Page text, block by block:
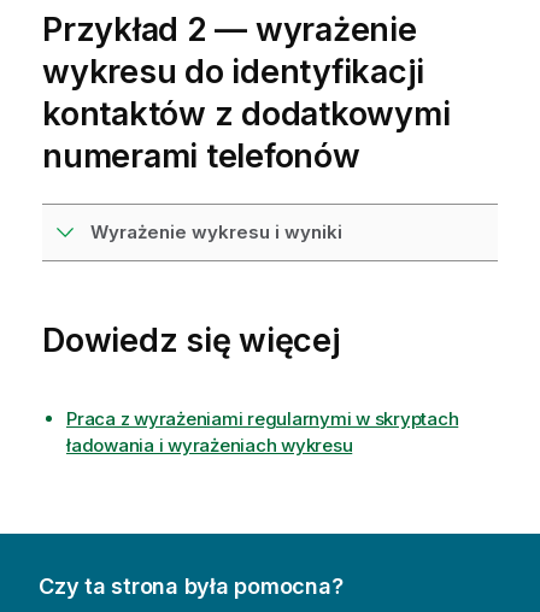
Przykład 2 — wyrażenie
wykresu do identyfikacji
kontaktów z dodatkowymi
numerami telefonów
Wyrażenie wykresu i wyniki
Dowiedz się więcej
Praca z wyrażeniami regularnymi w skryptach
ładowania i wyrażeniach wykresu
Czy ta strona była pomocna?